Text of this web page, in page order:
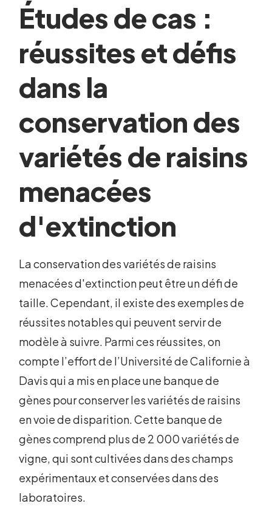
Études de cas :
réussites et défis
dans la
conservation des
variétés de raisins
menacées
d'extinction
La conservation des variétés de raisins
menacées d'extinction peut être un défi de
taille. Cependant, il existe des exemples de
réussites notables qui peuvent servir de
modèle à suivre. Parmi ces réussites, on
compte l’effort de l’Université de Californie à
Davis qui a mis en place une banque de
gènes pour conserver les variétés de raisins
en voie de disparition. Cette banque de
gènes comprend plus de 2 000 variétés de
vigne, qui sont cultivées dans des champs
expérimentaux et conservées dans des
laboratoires.